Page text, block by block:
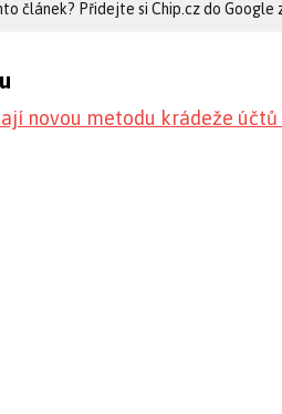
článek? Přidejte si Chip.cz do Google
novou metodu krádeže